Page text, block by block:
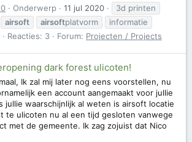
Onderwerp 11 jul 2020
3d printen
airsoft airsoftplatvorm
informatie
Reacties: 3 Forum: Projecten / Projects
dark forest ulicoten!
Ik zal mij later nog eens voorstellen, nu
een account aangemaakt voor jullie
jullie waarschijnlijk al weten is airsoft locatie
te ulicoten nu al een tijd gesloten vanwege
met de gemeente. Ik zag zojuist dat Nico